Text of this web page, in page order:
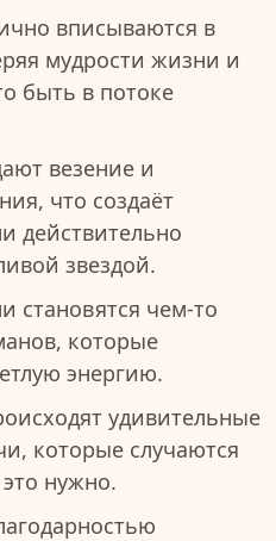
вписываются в
мудрости жизни и
быть в потоке
везение и
что создаёт
действительно
звездой.
становятся чем-то
которые
энергию.
удивительные
которые случаются
нужно.